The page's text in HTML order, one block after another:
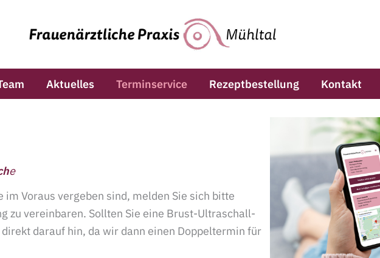
Aktuelles Terminservice Rezeptbestellung Kontakt
e
im Voraus vergeben sind, melden Sie sich bitte
zu vereinbaren. Sollten Sie eine Brust-Ultraschall-
darauf hin, da wir dann einen Doppeltermin für